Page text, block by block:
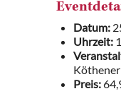
Datum:
Uhrzeit:
Preis: